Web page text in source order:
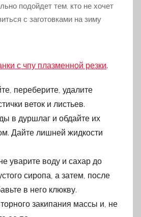
подойдет тем, кто не хочет
с заготовками на зиму
с чпу плазменной резки.
переберите, удалите
веток и листьев.
в дуршлаг и обдайте их
Дайте лишней жидкости
уварите воду и сахар до
сиропа, а затем, после
в него клюкву.
закипания массы и, не